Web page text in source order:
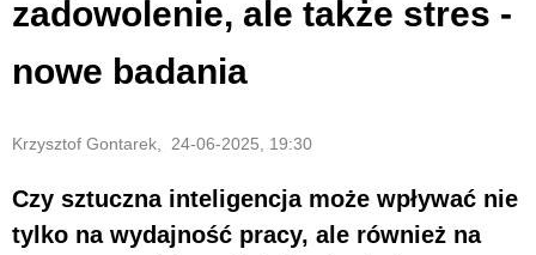
zadowolenie, ale także stres -
nowe badania
Krzysztof Gontarek, 24-06-2025, 19:30
Czy sztuczna inteligencja może wpływać nie
tylko na wydajność pracy, ale również na